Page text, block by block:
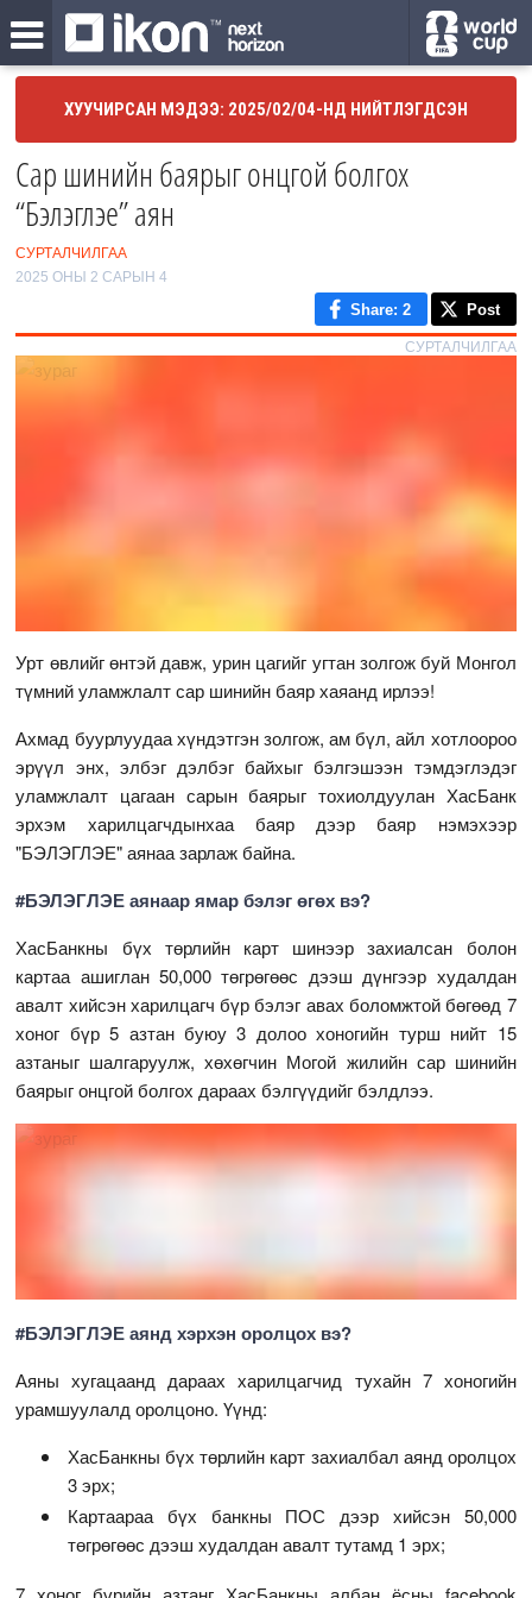
ХУУЧИРСАН МЭДЭЭ: 2025/02/04-НД НИЙТЛЭГДСЭН
Сар шинийн баярыг онцгой болгох
“Бэлэглэе” аян
СУРТАЛЧИЛГАА
2025 ОНЫ 2 САРЫН 4
Share: 2 Post
СУРТАЛЧИЛГАА
Урт өвлийг өнтэй давж, урин цагийг угтан золгож буй Монгол
түмний уламжлалт сар шинийн баяр хаяанд ирлээ!
Ахмад буурлуудаа хүндэтгэн золгож, ам бүл, айл хотлоороо
эрүүл энх, элбэг дэлбэг байхыг бэлгэшээн тэмдэглэдэг
уламжлалт цагаан сарын баярыг тохиолдуулан ХасБанк
эрхэм харилцагчдынхаа баяр дээр баяр нэмэхээр
"БЭЛЭГЛЭЕ" аянаа зарлаж байна.
#БЭЛЭГЛЭЕ аянаар ямар бэлэг өгөх вэ?
ХасБанкны бүх төрлийн карт шинээр захиалсан болон
картаа ашиглан 50,000 төгрөгөөс дээш дүнгээр худалдан
авалт хийсэн харилцагч бүр бэлэг авах боломжтой бөгөөд 7
хоног бүр 5 азтан буюу 3 долоо хоногийн турш нийт 15
азтаныг шалгаруулж, хөхөгчин Могой жилийн сар шинийн
баярыг онцгой болгох дараах бэлгүүдийг бэлдлээ.
#БЭЛЭГЛЭЕ аянд хэрхэн оролцох вэ?
Аяны хугацаанд дараах харилцагчид тухайн 7 хоногийн
урамшуулалд оролцоно. Үүнд:
ХасБанкны бүх төрлийн карт захиалбал аянд оролцох
3 эрх;
Картаараа бүх банкны ПОС дээр хийсэн 50,000
төгрөгөөс дээш худалдан авалт тутамд 1 эрх;